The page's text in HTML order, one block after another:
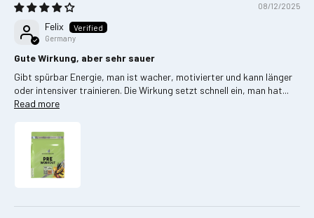
08/12/2025
Felix
Germany
Gute Wirkung, aber sehr sauer
Gibt spürbar Energie, man ist wacher, motivierter und kann länger
oder intensiver trainieren. Die Wirkung setzt schnell ein, man hat...
Read more